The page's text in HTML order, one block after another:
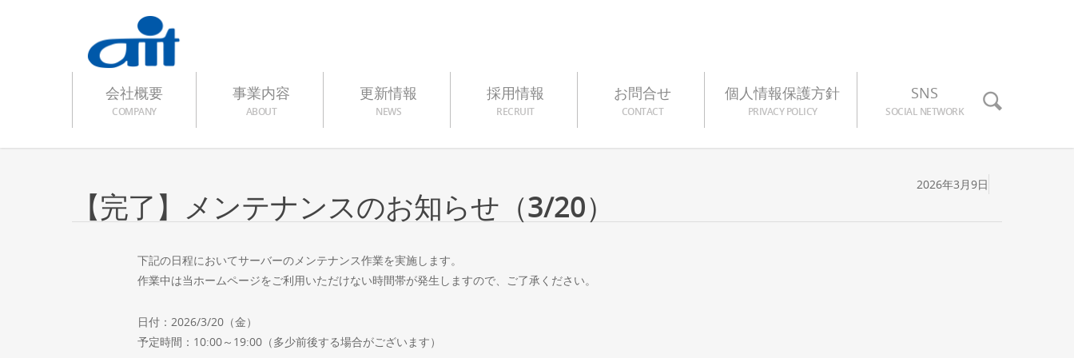
会社概要
COMPANY
事業内容
ABOUT
更新情報
NEWS
採用情報
RECRUIT
お問合せ
CONTACT
個人情報保護方針
PRIVACY POLICY
SNS
SOCIAL NETWORK
【完了】メンテナンスのお知らせ（3/20）
2026年3月9日
下記の日程においてサーバーのメンテナンス作業を実施します。
作業中は当ホームページをご利用いただけない時間帯が発生しますので、ご了承ください。
日付：2026/3/20（金）
予定時間：10:00～19:00（多少前後する場合がございます）